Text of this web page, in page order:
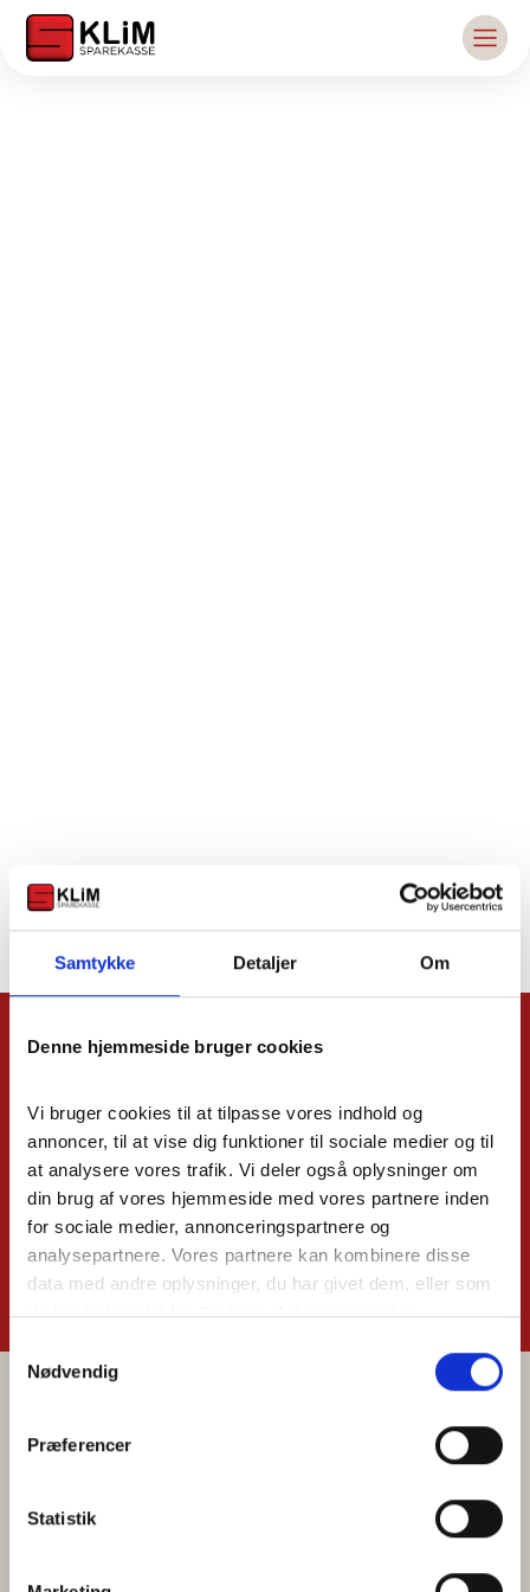
Samtykke Detaljer Om
Denne hjemmeside bruger cookies
Vi bruger cookies til at tilpasse vores indhold og
annoncer, til at vise dig funktioner til sociale medier og til
at analysere vores trafik. Vi deler også oplysninger om
din brug af vores hjemmeside med vores partnere inden
for sociale medier, annonceringspartnere og
analysepartnere. Vores partnere kan kombinere disse
data med andre oplysninger, du har givet dem, eller som
de har indsamlet fra din brug af deres tjenester.
Goolges Privatlivspolitik
Samtykkevalg
Nødvendig
Præferencer
Statistik
Bliv en del af fællesskabet
i Klim Sparekasse
Bliv kunde Brug for hjælp ?
Reg.nr. 9135
SWIFT: KLIMDK21